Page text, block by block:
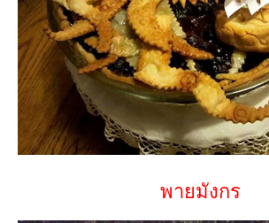
พายมังกร